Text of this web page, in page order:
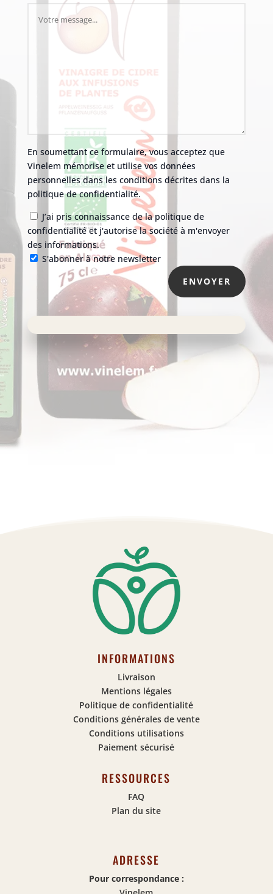
En soumettant ce formulaire, vous acceptez que
Vinelem mémorise et utilise vos données
personnelles dans les conditions décrites dans la
politique de confidentialité.
J’ai pris connaissance de la politique de
confidentialité et j'autorise la société à m'envoyer
des informations.
S'abonner à notre newsletter
ENVOYER
INFORMATIONS
Livraison
Mentions légales
Politique de confidentialité
Conditions générales de vente
Conditions utilisations
Paiement sécurisé
RESSOURCES
FAQ
Plan du site
ADRESSE
Pour correspondance :